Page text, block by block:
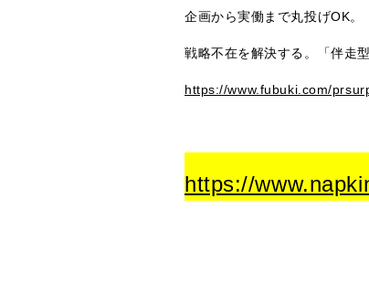
企画から実働まで丸投げOK。
戦略不在を解決する。「伴走
https://www.fubuki.com/
https://